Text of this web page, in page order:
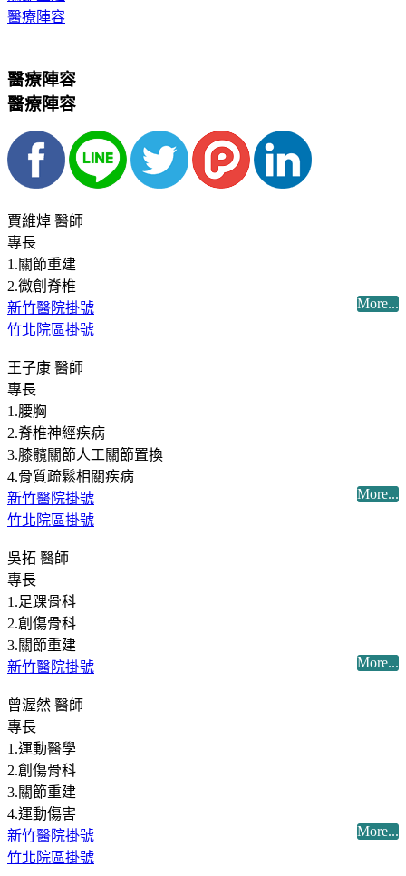
醫療陣容
醫療陣容
醫療陣容
賈維焯 醫師
專長
1.關節重建
2.微創脊椎
More...
新竹醫院掛號
竹北院區掛號
王子康 醫師
專長
1.腰胸
2.脊椎神經疾病
3.膝髖關節人工關節置換
4.骨質疏鬆相關疾病
More...
新竹醫院掛號
竹北院區掛號
吳拓 醫師
專長
1.足踝骨科
2.創傷骨科
3.關節重建
More...
新竹醫院掛號
曾渥然 醫師
專長
1.運動醫學
2.創傷骨科
3.關節重建
4.運動傷害
More...
新竹醫院掛號
竹北院區掛號